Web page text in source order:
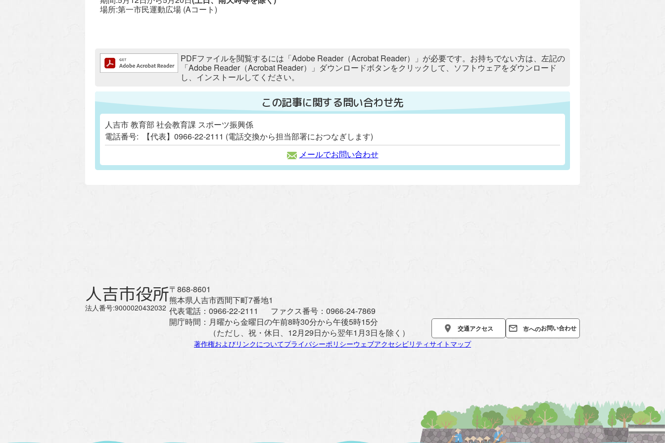
場所:第一市民運動広場 (Aコート)
追加情報：PDFファイルPDFファイルを閲覧するには「Adobe Reader（Acrobat Reader）」が必要です。お持ちでない方は、左記の
「Adobe Reader（Acrobat Reader）」ダウンロードボタンをクリックして、ソフトウェアをダウンロード
し、インストールしてください。
この記事に関する問い合わせ先
人吉市 教育部 社会教育課 スポーツ振興係
電話番号:
【代表】0966-22-2111 (電話交換から担当部署におつなぎします)
メールでお問い合わせ
人吉市役所
法人番号:9000020432032
〒868-8601
熊本県人吉市西間下町7番地1
代表電話： 0966-22-2111 ファクス番号： 0966-24-7869
開庁時間： 月曜から金曜日の午前8時30分から午後5時15分
（ただし、祝・休日、12月29日から翌年1月3日を除く）
交通アクセス 市へのお問い合わせ
著作権およびリンクについてプライバシーポリシーウェブアクセシビリティサイトマップ